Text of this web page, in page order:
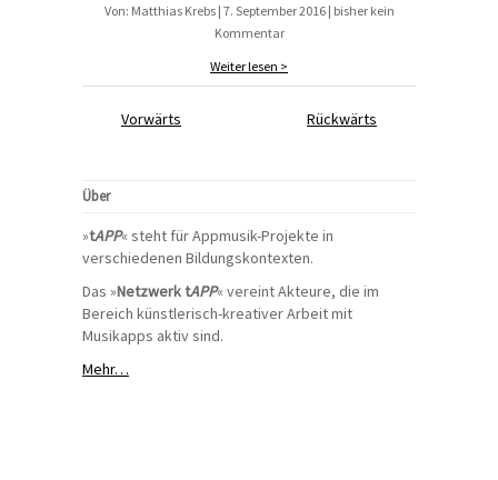
Von: Matthias Krebs | 7. September 2016 | bisher kein
Kommentar
Weiter lesen >
Vorwärts Rückwärts
Über
»tAPP« steht für Appmusik-Projekte in
verschiedenen Bildungskontexten.
Das »Netzwerk tAPP« vereint Akteure, die im
Bereich künstlerisch-kreativer Arbeit mit
Musikapps aktiv sind.
Mehr…